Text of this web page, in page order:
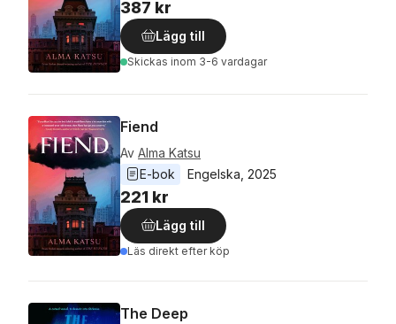
387 kr
Lägg till
Skickas inom 3-6 vardagar
Fiend
Av Alma Katsu
E-bok
Engelska 2025
221 kr
Lägg till
Läs direkt efter köp
The Deep